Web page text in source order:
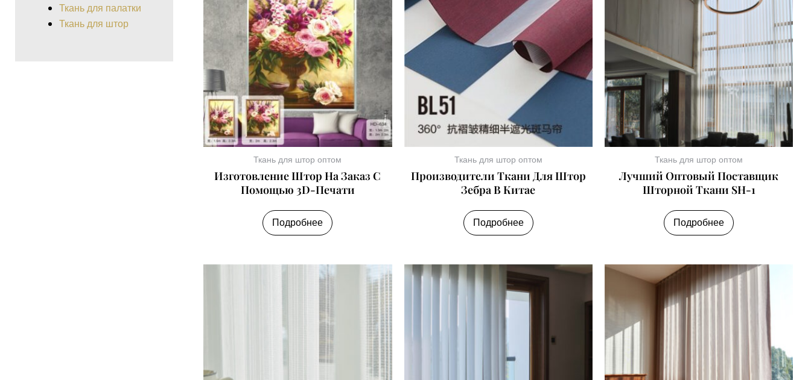
Ткань для палатки
Ткань для штор
Ткань для штор оптом
Изготовление Штор На Заказ С
Помощью 3D-Печати
Подробнее
Ткань для штор оптом
Производители Ткани Для Штор
Зебра В Китае
Подробнее
Ткань для штор оптом
Лучший Оптовый Поставщик
Шторной Ткани SH-1
Подробнее